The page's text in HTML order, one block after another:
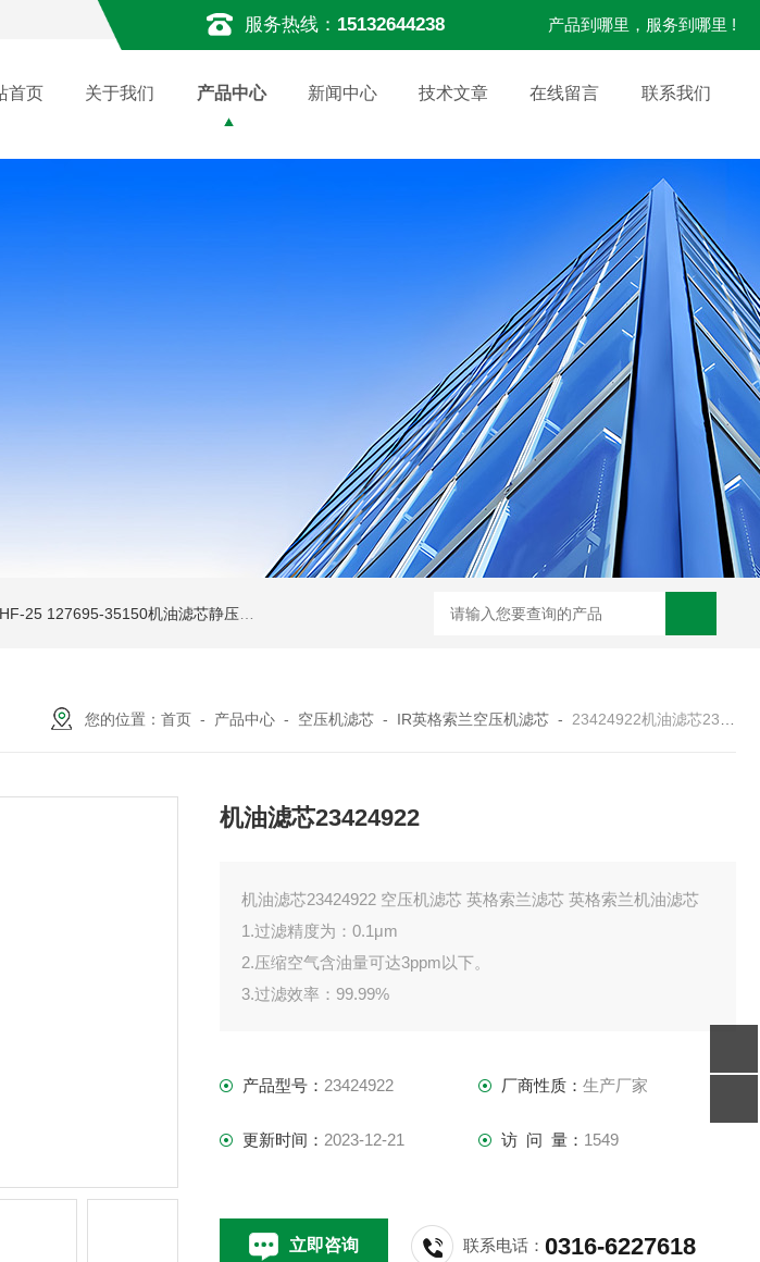
服务热线： 15132644238 产品到哪里，服务到哪里 !
首页 关于我们 产品中心 新闻中心 技术文章 在线留言 联系我们
25 127695-35150机油滤芯静压机滤芯 0250DN010BN4HC液压油滤芯 CST71005离心机滤芯
您的位置：首页 - 产品中心 - 空压机滤芯 - IR英格索兰空压机滤芯 - 23424922机油滤芯23424922
机油滤芯23424922
机油滤芯23424922 空压机滤芯 英格索兰滤芯 英格索兰机油滤芯
1.过滤精度为：0.1μm
2.压缩空气含油量可达3ppm以下。
3.过滤效率：99.99%
产品型号： 23424922 厂商性质： 生产厂家
更新时间： 2023-12-21 访 问 量： 1549
立即咨询 联系电话：0316-6227618